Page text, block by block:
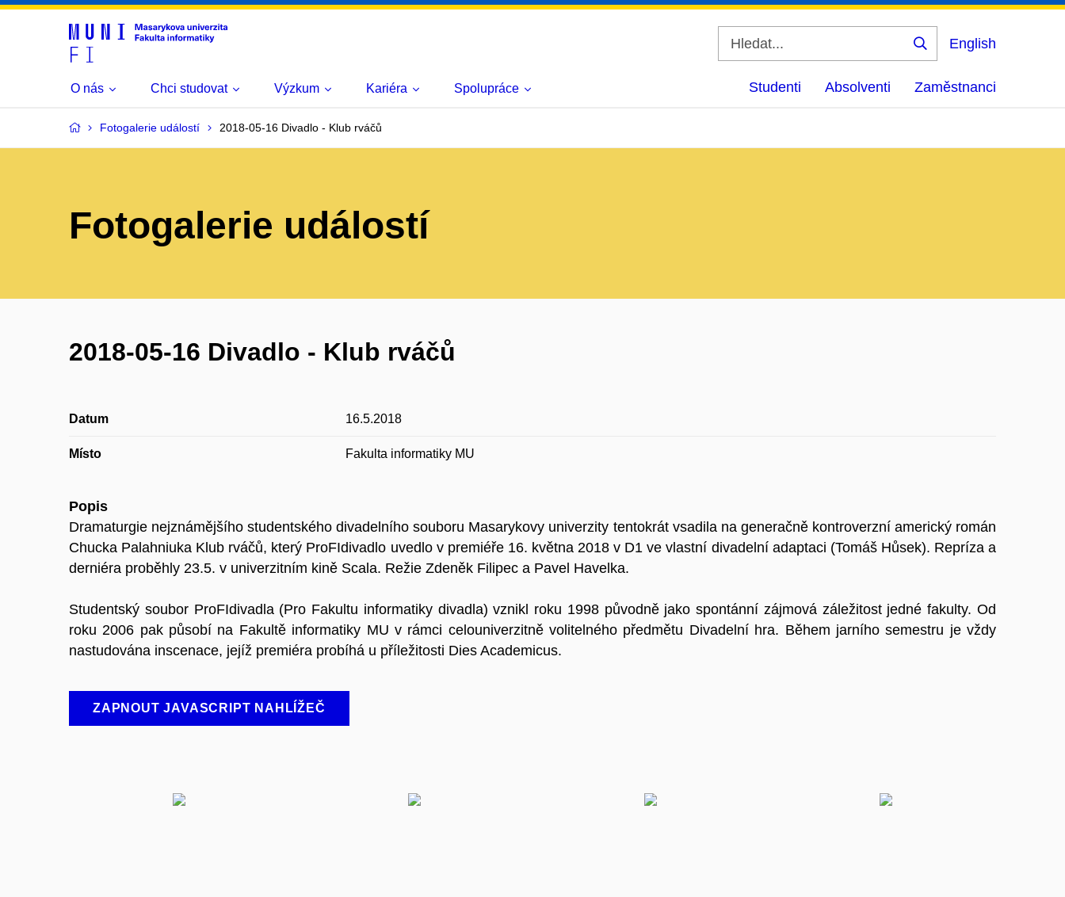
Vyhledat
English
O nás Chci studovat Výzkum Kariéra Spolupráce Studenti Absolventi Zaměstnanci
Fotogalerie událostí 2018-05-16 Divadlo - Klub rváčů
Fotogalerie událostí
2018-05-16 Divadlo - Klub rváčů
Datum 16.5.2018
Místo Fakulta informatiky MU
Popis
Dramaturgie nejznámějšího studentského divadelního souboru Masarykovy univerzity tentokrát vsadila na generačně kontroverzní americký román
Chucka Palahniuka Klub rváčů, který ProFIdivadlo uvedlo v premiéře 16. května 2018 v D1 ve vlastní divadelní adaptaci (Tomáš Hůsek). Repríza a
derniéra proběhly 23.5. v univerzitním kině Scala. Režie Zdeněk Filipec a Pavel Havelka.
Studentský soubor ProFIdivadla (Pro Fakultu informatiky divadla) vznikl roku 1998 původně jako spontánní zájmová záležitost jedné fakulty. Od
roku 2006 pak působí na Fakultě informatiky MU v rámci celouniverzitně volitelného předmětu Divadelní hra. Během jarního semestru je vždy
nastudována inscenace, jejíž premiéra probíhá u příležitosti Dies Academicus.
ZAPNOUT JAVASCRIPT NAHLÍŽEČ